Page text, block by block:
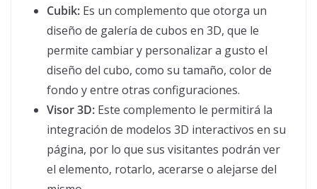
Cubik: Es un complemento que otorga un
diseño de galería de cubos en 3D, que le
permite cambiar y personalizar a gusto el
diseño del cubo, como su tamaño, color de
fondo y entre otras configuraciones.
Visor 3D: Este complemento le permitirá la
integración de modelos 3D interactivos en su
página, por lo que sus visitantes podrán ver
el elemento, rotarlo, acerarse o alejarse del